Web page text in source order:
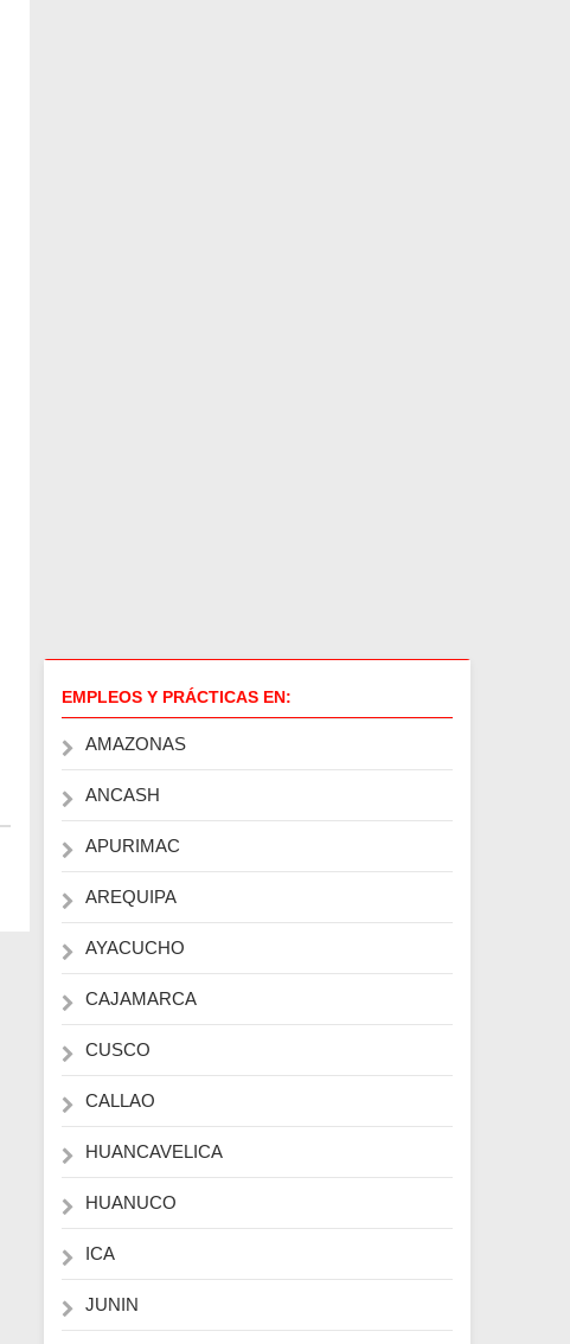
EMPLEOS Y PRÁCTICAS EN:
AMAZONAS
ANCASH
APURIMAC
AREQUIPA
AYACUCHO
CAJAMARCA
CUSCO
CALLAO
HUANCAVELICA
HUANUCO
ICA
JUNIN